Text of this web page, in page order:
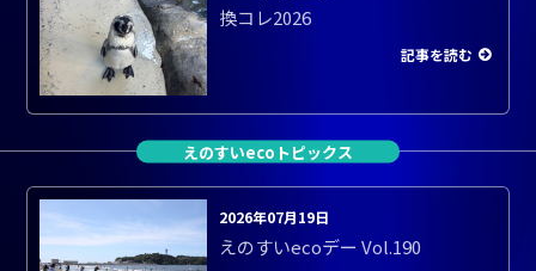
換コレ2026
記事を読む
えのすいecoトピックス
2026年07月19日
えのすいecoデー Vol.190